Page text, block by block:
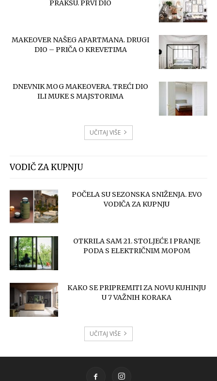
PRAKSU. PRVI DIO
MAKEOVER NAŠEG APARTMANA. DRUGI
DIO – PRIČA O KREVETIMA
DNEVNIK MOG MAKEOVERA. TREĆI DIO
ILI MUKE S MAJSTORIMA
UČITAJ VIŠE
VODIČ ZA KUPNJU
POČELA SU SEZONSKA SNIŽENJA. EVO
VODIČA ZA KUPNJU
OTKRILA SAM 21. STOLJEĆE I PRANJE
PODA S ELEKTRIČNIM MOPOM
KAKO SE PRIPREMITI ZA NOVU KUHINJU
U 7 VAŽNIH KORAKA
UČITAJ VIŠE